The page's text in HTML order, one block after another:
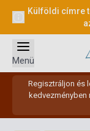
Külföldi címre
Regisztráljon és
kedvezményben
Menü